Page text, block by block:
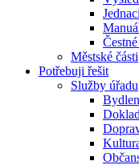
Městské části
Potřebuji řešit
Služby úřadu